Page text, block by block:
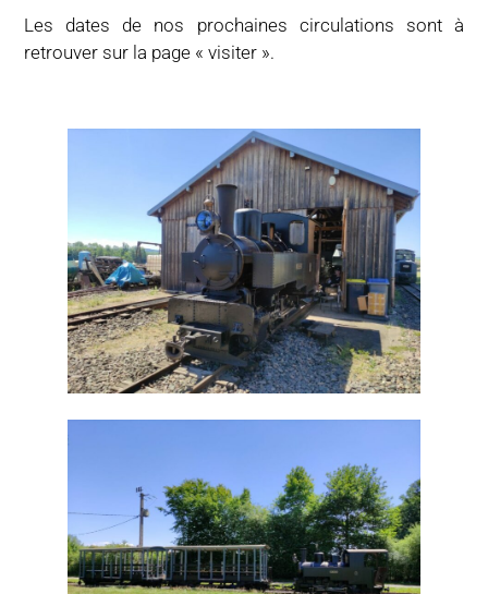
Les dates de nos prochaines circulations sont à
retrouver sur la page « visiter ».